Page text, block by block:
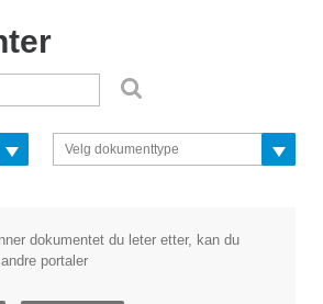
Velg dokumenttype
dokumentet du leter etter, kan du
portaler